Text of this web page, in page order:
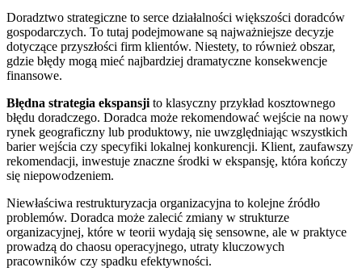
Doradztwo strategiczne to serce działalności większości doradców
gospodarczych. To tutaj podejmowane są najważniejsze decyzje
dotyczące przyszłości firm klientów. Niestety, to również obszar,
gdzie błędy mogą mieć najbardziej dramatyczne konsekwencje
finansowe.
Błędna strategia ekspansji to klasyczny przykład kosztownego
błędu doradczego. Doradca może rekomendować wejście na nowy
rynek geograficzny lub produktowy, nie uwzględniając wszystkich
barier wejścia czy specyfiki lokalnej konkurencji. Klient, zaufawszy
rekomendacji, inwestuje znaczne środki w ekspansję, która kończy
się niepowodzeniem.
Niewłaściwa restrukturyzacja organizacyjna to kolejne źródło
problemów. Doradca może zalecić zmiany w strukturze
organizacyjnej, które w teorii wydają się sensowne, ale w praktyce
prowadzą do chaosu operacyjnego, utraty kluczowych
pracowników czy spadku efektywności.